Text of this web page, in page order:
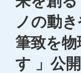
ノの動
筆致を
す 」公開